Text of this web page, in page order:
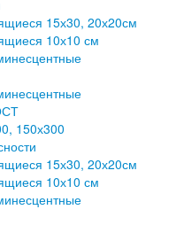
15х30, 20х20см
10х10 см
150х300
15х30, 20х20см
10х10 см